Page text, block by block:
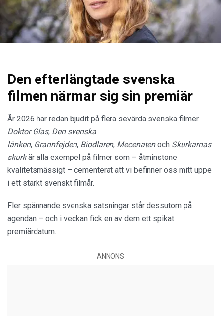
Den efterlängtade svenska
filmen närmar sig sin premiär
År 2026 har redan bjudit på flera sevärda svenska filmer.
Doktor Glas, Den svenska
länken, Grannfejden, Biodlaren, Mecenatenoch Skurkarnas
skurkär alla exempel på filmer som – åtminstone
kvalitetsmässigt – cementerat att vi befinner oss mitt uppe
i ett starkt svenskt filmår.
Fler spännande svenska satsningar står dessutom på
agendan – och i veckan fick en av dem ett spikat
premiärdatum.
ANNONS